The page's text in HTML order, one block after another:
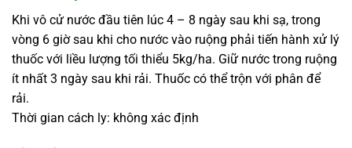
Khi vô cử nước đầu tiên lúc 4 – 8 ngày sau khi sạ, trong
vòng 6 giờ sau khi cho nước vào ruộng phải tiến hành xử lý
thuốc với liều lượng tối thiểu 5kg/ha. Giữ nước trong ruộng
ít nhất 3 ngày sau khi rải. Thuốc có thể trộn với phân để
rải.
Thời gian cách ly: không xác định